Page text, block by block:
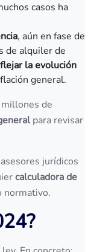
casos ha
, aún en fase de
de alquiler de
la evolución
general.
de
para revisar
jurídicos
calculadora de
normativo.